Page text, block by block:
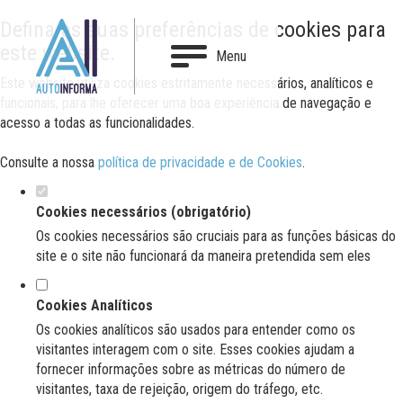
Defina as suas preferências de cookies para
este website.
Este website utiliza cookies estritamente necessários, analíticos e
funcionais, para lhe oferecer uma boa experiência de navegação e
acesso a todas as funcionalidades.
Consulte a nossa política de privacidade e de Cookies.
Cookies necessários (obrigatório)
Os cookies necessários são cruciais para as funções básicas do
site e o site não funcionará da maneira pretendida sem eles
Cookies Analíticos
Os cookies analíticos são usados para entender como os
visitantes interagem com o site. Esses cookies ajudam a
fornecer informações sobre as métricas do número de
visitantes, taxa de rejeição, origem do tráfego, etc.
Menu